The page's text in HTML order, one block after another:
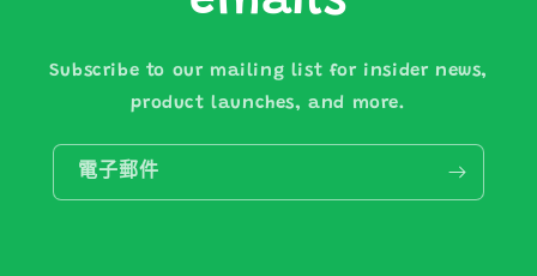
Subscribe to our mailing list for insider news,
product launches, and more.
電子郵件